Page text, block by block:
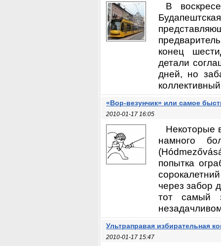
В
конец
детали
дней, но
«Вор-везунчик» или самое
2010-01-17 16:05
Некоторые
намного
попытка
через забор
тот самый
Ультраправая избирательная
2010-01-17 15:47